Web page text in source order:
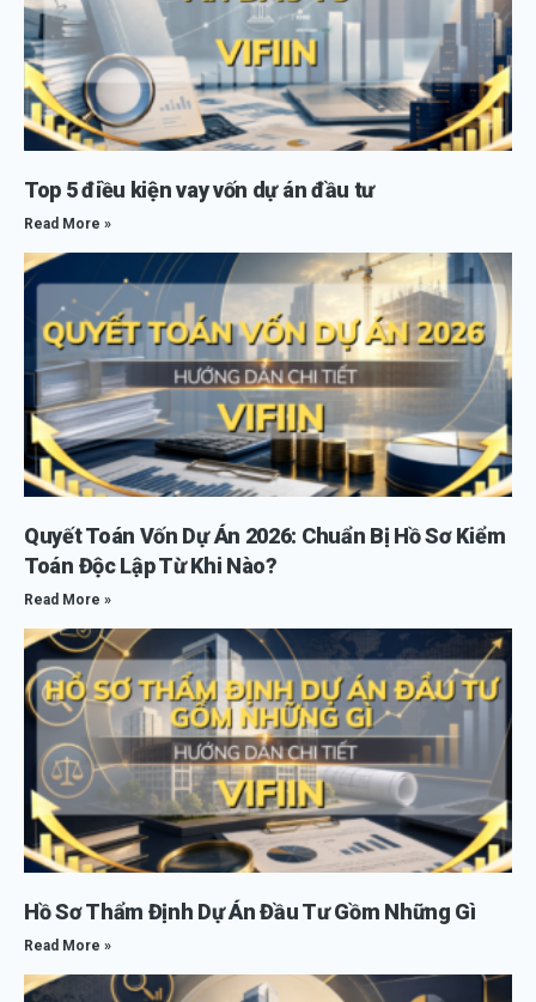
Top 5 điều kiện vay vốn dự án đầu tư
Read More »
Quyết Toán Vốn Dự Án 2026: Chuẩn Bị Hồ Sơ Kiểm
Toán Độc Lập Từ Khi Nào?
Read More »
Hồ Sơ Thẩm Định Dự Án Đầu Tư Gồm Những Gì
Read More »